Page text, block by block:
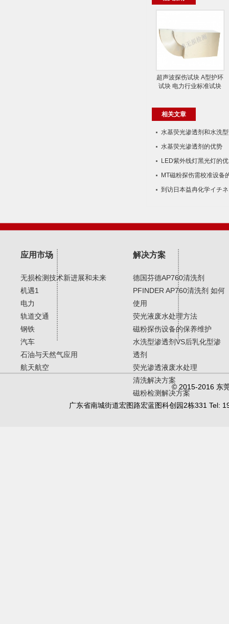
超声波探伤试块 A型护环
试块 电力行业标准试块
相关文章
水基荧光渗透剂和水​洗
水基荧光渗透剂的优势
LED紫外线灯黑光灯的
MT磁粉探伤需校准设备
到访日本益冉化学イチ
应用市场
无损检测技术新进展和未来
机遇1
电力
轨道交通
钢铁
汽车
石油与天然气应用
航天航空
解决方案
德国芬德AP760清洗剂
PFINDER AP760清洗剂 如何
使用
荧光液废水处理方法
磁粉探伤设备的保养维护
水洗型渗透剂VS后乳化型渗
透剂
荧光渗透液废水处理
清洗解决方案
磁粉检测解决方案
© 2015-2016 东
广东省南城街道宏图路宏蓝图科创园2栋331 Tel: